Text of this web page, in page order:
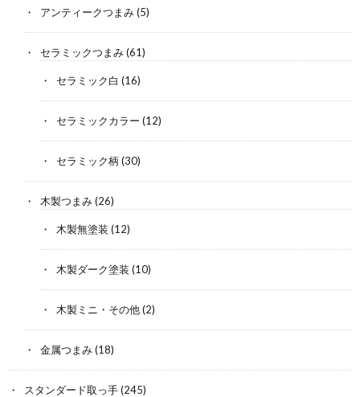
アンティークつまみ(5)
セラミックつまみ(61)
セラミック白 (16)
セラミックカラー (12)
セラミック柄 (30)
木製つまみ(26)
木製無塗装 (12)
木製ダーク塗装 (10)
木製ミニ・その他(2)
金属つまみ(18)
スタンダード取っ手(245)